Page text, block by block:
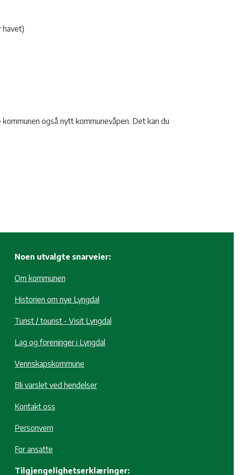
havet)
også nytt kommunevåpen. Det kan du
Noen utvalgte snarveier:
Om kommunen
Historien om nye Lyngdal
Turist / tourist - Visit Lyngdal
Lag og foreninger i Lyngdal
Vennskapskommune
Bli varslet ved hendelser
Kontakt oss
Personvern
For ansatte
Tilgjengelighetserklæringer: